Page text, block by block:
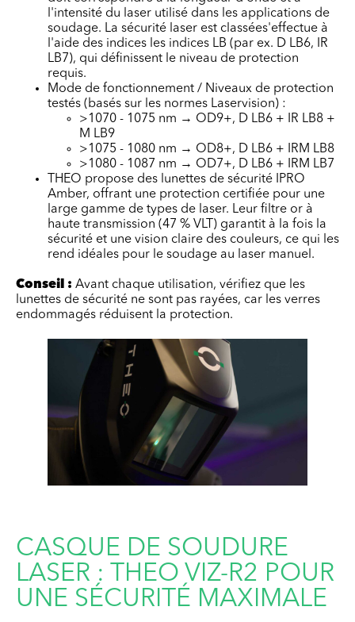
l'intensité du laser utilisé dans les applications de
soudage. La sécurité laser est classées'effectue à
l'aide des indices les indices LB (par ex. D LB6, IR
LB7), qui définissent le niveau de protection
requis.
Mode de fonctionnement / Niveaux de protection
testés (basés sur les normes Laservision) :
>1070 - 1075 nm → OD9+, D LB6 + IR LB8 +
M LB9
>1075 - 1080 nm → OD8+, D LB6 + IRM LB8
>1080 - 1087 nm → OD7+, D LB6 + IRM LB7
THEO propose des lunettes de sécurité IPRO
Amber, offrant une protection certifiée pour une
large gamme de types de laser. Leur filtre or à
haute transmission (47 % VLT) garantit à la fois la
sécurité et une vision claire des couleurs, ce qui les
rend idéales pour le soudage au laser manuel.
Conseil : Avant chaque utilisation, vérifiez que les
lunettes de sécurité ne sont pas rayées, car les verres
endommagés réduisent la protection.
CASQUE DE SOUDURE
LASER : THEO VIZ-R2 POUR
UNE SÉCURITÉ MAXIMALE